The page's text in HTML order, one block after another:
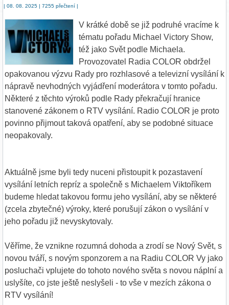
| 08. 08. 2025 | 7255 přečtení |
V krátké době se již podruhé vracíme k
tématu pořadu Michael Victory Show,
též jako Svět podle Michaela.
Provozovatel Radia COLOR obdržel
opakovanou výzvu Rady pro rozhlasové a televizní vysílání k
nápravě nevhodných vyjádření moderátora v tomto pořadu.
Některé z těchto výroků podle Rady překračují hranice
stanovené zákonem o RTV vysílání. Radio COLOR je proto
povinno přijmout taková opatření, aby se podobné situace
neopakovaly.
Aktuálně jsme byli tedy nuceni přistoupit k pozastavení
vysílání letních repríz a společně s Michaelem Viktoříkem
budeme hledat takovou formu jeho vysílání, aby se některé
(zcela zbytečné) výroky, které porušují zákon o vysílání v
jeho pořadu již nevyskytovaly.
Věříme, že vznikne rozumná dohoda a zrodí se Nový Svět, s
novou tváří, s novým sponzorem a na Radiu COLOR Vy jako
posluchači vplujete do tohoto nového světa s novou náplní a
uslyšíte, co jste ještě neslyšeli - to vše v mezích zákona o
RTV vysílání!